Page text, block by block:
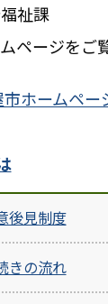
祉課
ページをご
ホームペー
後見制度
きの流れ